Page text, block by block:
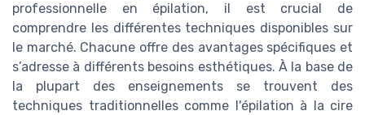
professionnelle en épilation, il est crucial de
comprendre les différentes techniques disponibles sur
le marché. Chacune offre des avantages spécifiques et
s’adresse à différents besoins esthétiques. À la base de
la plupart des enseignements se trouvent des
techniques traditionnelles comme l'épilation à la cire